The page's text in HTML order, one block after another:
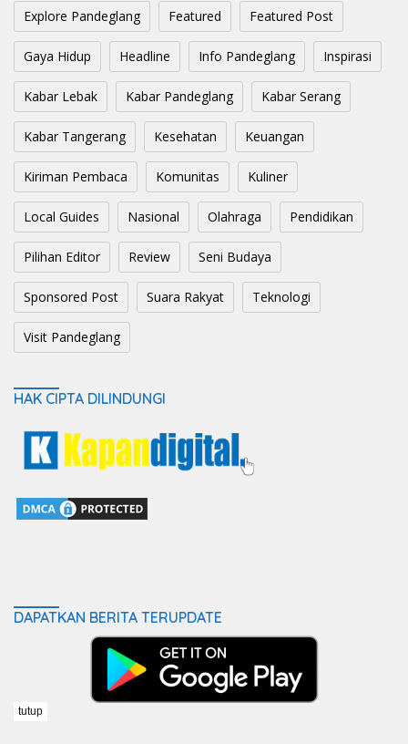
Explore Pandeglang Featured Featured Post
Gaya Hidup Headline Info Pandeglang Inspirasi
Kabar Lebak Kabar Pandeglang Kabar Serang
Kabar Tangerang Kesehatan Keuangan
Kiriman Pembaca Komunitas Kuliner
Local Guides Nasional Olahraga Pendidikan
Pilihan Editor Review Seni Budaya
Sponsored Post Suara Rakyat Teknologi
Visit Pandeglang
HAK CIPTA DILINDUNGI
DAPATKAN BERITA TERUPDATE
tutup